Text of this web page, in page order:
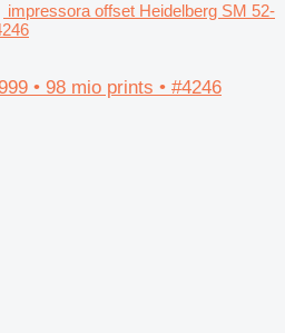
impressora offset Heidelberg SM 52-
• 98 mio prints • #4246